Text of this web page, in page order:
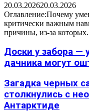
20.03.202620.03.2026
Оглавление:Почему
критически важным
причины, из-за
Доски у забора —
дачника могут
Загадка черных
столкнулись с
Антарктиде